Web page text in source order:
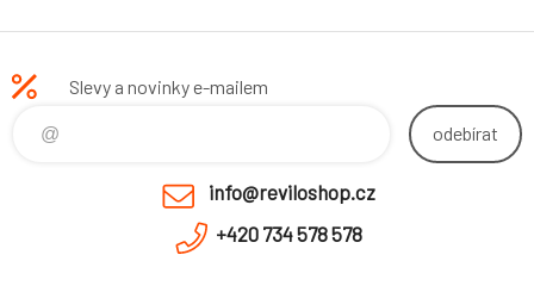
Slevy a novinky e-mailem
odebírat
info@reviloshop.cz
+420 734 578 578